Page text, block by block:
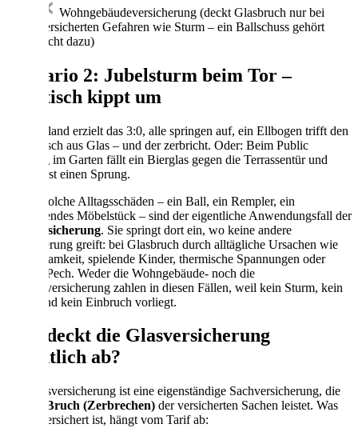
Wohngebäudeversicherung (deckt Glasbruch nur bei
versicherten Gefahren wie Sturm – ein Ballschuss gehört
nicht dazu)
Szenario 2: Jubelsturm beim Tor –
Glastisch kippt um
Deutschland erzielt das 3:0, alle springen auf, ein Ellbogen trifft den
Couchtisch aus Glas – und der zerbricht. Oder: Beim Public
Viewing im Garten fällt ein Bierglas gegen die Terrassentür und
hinterlässt einen Sprung.
Genau solche Alltagsschäden – ein Ball, ein Rempler, ein
umkippendes Möbelstück – sind der eigentliche Anwendungsfall der
Glasversicherung. Sie springt dort ein, wo keine andere
Versicherung greift: bei Glasbruch durch alltägliche Ursachen wie
Unachtsamkeit, spielende Kinder, thermische Spannungen oder
einfach Pech. Weder die Wohngebäude- noch die
Hausratversicherung zahlen in diesen Fällen, weil kein Sturm, kein
Feuer und kein Einbruch vorliegt.
Was deckt die Glasversicherung
eigentlich ab?
Die Glasversicherung ist eine eigenständige Sachversicherung, die
Bruch (Zerbrechen) der versicherten Sachen leistet. Was
genau versichert ist, hängt vom Tarif ab: